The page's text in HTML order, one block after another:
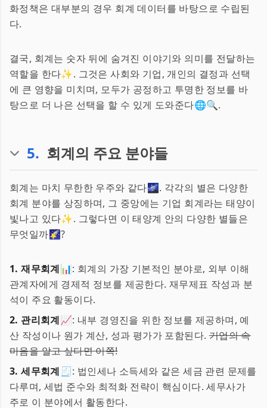
화정책은 대부분의 경우 회계 데이터를 바탕으로 수립된
다.
결국, 회계는 숫자 뒤에 숨겨진 이야기와 의미를 전달하는
역할을 한다✨. 그것은 사회와 기업, 개인의 결정과 선택
에 큰 영향을 미치며, 모두가 공정하고 투명한 정보를 바
탕으로 더 나은 선택을 할 수 있게 도와준다🌐🔍.
5. 회계의 주요 분야들
회계는 마치 무한한 우주와 같다🌌. 각각의 별은 다양한
회계 분야를 상징하며, 그 중앙에는 기업 회계라는 태양이
빛나고 있다✨. 그렇다면 이 태양계 안의 다양한 별들은
무엇일까🌠?
1. 재무회계📊: 회계의 가장 기본적인 분야로, 외부 이해
관계자에게 경제적 정보를 제공한다. 재무제표 작성과 분
석이 주요 활동이다.
2. 관리회계📈: 내부 경영진을 위한 정보를 제공하며, 예
산 작성이나 원가 계산, 성과 평가가 포함된다.기업의 속
마음을 알고 싶다면 이쪽!
3. 세무회계🧾: 법인세나 소득세와 같은 세금 관련 문제를
다루며, 세법 준수와 최적화 전략이 핵심이다. 세무사가
주로 이 분야에서 활동한다.